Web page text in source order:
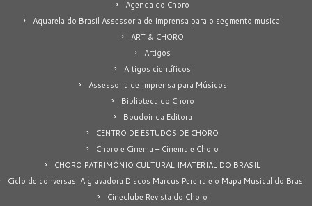
Agenda do Choro
Aquarela do Brasil Assessoria de Imprensa para o segmento musical
ART & CHORO
Artigos
Artigos científicos
Assessoria de Imprensa para Músicos
Biblioteca do Choro
Boudoir da Editora
CENTRO DE ESTUDOS DE CHORO
Choro e Cinema – Cinema e Choro
CHORO PATRIMÔNIO CULTURAL IMATERIAL DO BRASIL
Ciclo de conversas 'A gravadora Discos Marcus Pereira e o Mapa Musical do Brasil
Cineclube Revista do Choro